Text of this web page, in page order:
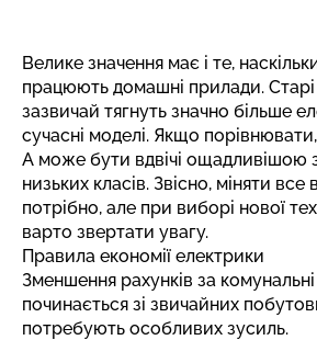
Велике значення має і те,
працюють домашні прилади.
зазвичай тягнуть значно більше
сучасні моделі. Якщо
А може бути вдвічі ощадливішою
низьких класів. Звісно, міняти все
потрібно, але при виборі нової
варто звертати увагу.
Правила економії електрики
Зменшення рахунків за
починається зі звичайних
потребують особливих зусиль.